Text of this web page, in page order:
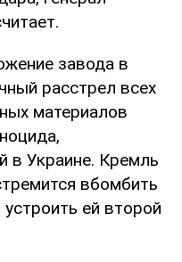
завода в
расстрел всех
материалов
в Украине. Кремль
вбомбить
ей второй